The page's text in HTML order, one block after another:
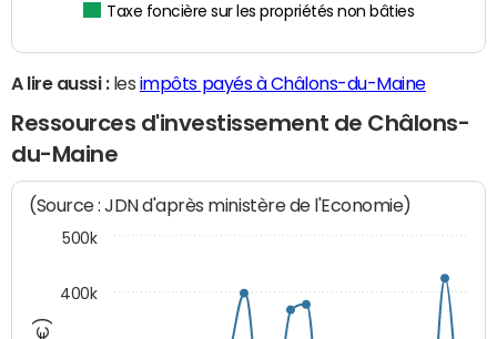
Taxe foncière sur les propriétés non bâties
A lire aussi :les impôts payés à Châlons-du-Maine
Ressources d'investissement de Châlons-
du-Maine
(Source : JDN d'après ministère de l'Economie)
400k
500k